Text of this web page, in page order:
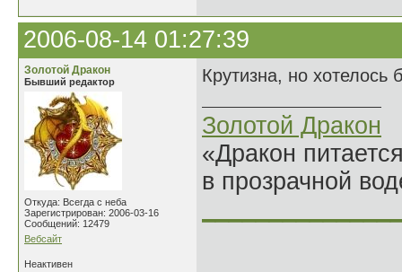
2006-08-14 01:27:39
Золотой Дракон
Бывший редактор
Откуда: Всегда с неба
Зарегистрирован: 2006-03-16
Сообщений: 12479
Вебсайт
Крутизна, но хотелось
Золотой Дракон
«Дракон
в прозрачной
Неактивен